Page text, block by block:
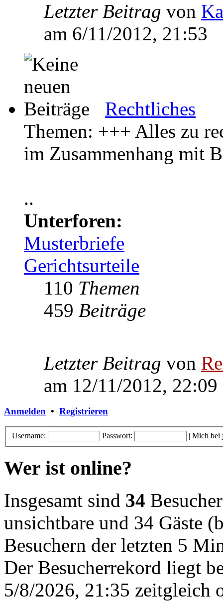
Letzter Beitrag von
am 6/11/2012, 21:53
Rechtliches
Themen: +++ Alles zu
im Zusammenhang mit
..
Unterforen:
Musterbriefe
Gerichtsurteile
110 Themen
459 Beiträge
Letzter Beitrag von
am 12/11/2012, 22:09
Anmelden • Registrieren
Username: Passwort: | Mich bei
Wer ist online?
Insgesamt sind 34
unsichtbare und 34 Gäste
Besuchern der letzten 5
Der Besucherrekord liegt
5/8/2026, 21:35 zeitgleich